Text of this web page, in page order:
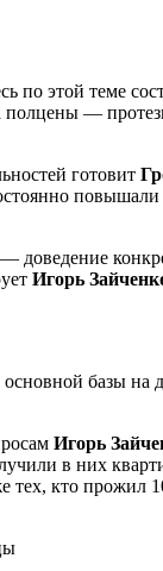
по этой теме
полцены —
готовит
доведение
Игорь
базы на
Игорь
в них
тех, кто прожил